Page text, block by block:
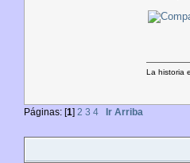
La historia
Páginas: [1] 2 3 4 Ir Arriba